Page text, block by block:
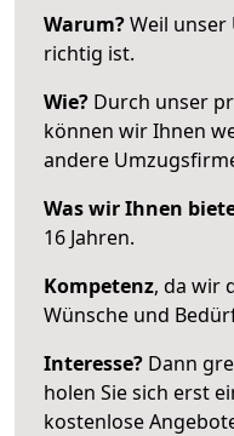
Warum?Weil unser
richtig ist.
Wie? Durch unser
können wir Ihnen
andere
Was wir Ihnen
16 Jahren.
Kompetenz, da wir
Wünsche und
Interesse? Dann
holen Sie sich erst
kostenlose